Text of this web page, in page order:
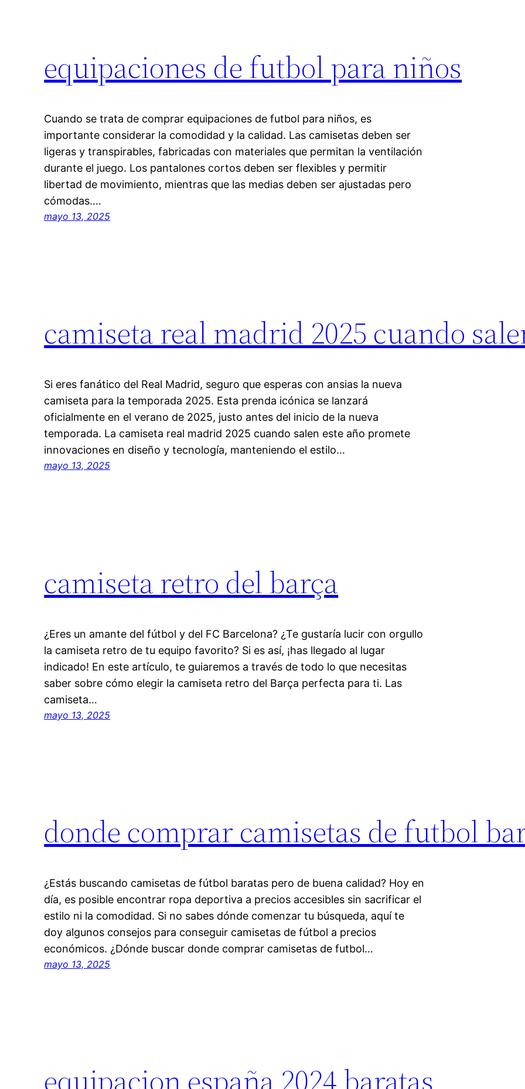
equipaciones de futbol para niños
Cuando se trata de comprar equipaciones de futbol para niños, es
importante considerar la comodidad y la calidad. Las camisetas deben ser
ligeras y transpirables, fabricadas con materiales que permitan la ventilación
durante el juego. Los pantalones cortos deben ser flexibles y permitir
libertad de movimiento, mientras que las medias deben ser ajustadas pero
cómodas.…
mayo 13, 2025
camiseta real madrid 2025 cuando
Si eres fanático del Real Madrid, seguro que esperas con ansias la nueva
camiseta para la temporada 2025. Esta prenda icónica se lanzará
oficialmente en el verano de 2025, justo antes del inicio de la nueva
temporada. La camiseta real madrid 2025 cuando salen este año promete
innovaciones en diseño y tecnología, manteniendo el estilo…
mayo 13, 2025
camiseta retro del barça
¿Eres un amante del fútbol y del FC Barcelona? ¿Te gustaría lucir con orgullo
la camiseta retro de tu equipo favorito? Si es así, ¡has llegado al lugar
indicado! En este artículo, te guiaremos a través de todo lo que necesitas
saber sobre cómo elegir la camiseta retro del Barça perfecta para ti. Las
camiseta…
mayo 13, 2025
donde comprar camisetas de futbol
¿Estás buscando camisetas de fútbol baratas pero de buena calidad? Hoy en
día, es posible encontrar ropa deportiva a precios accesibles sin sacrificar el
estilo ni la comodidad. Si no sabes dónde comenzar tu búsqueda, aquí te
doy algunos consejos para conseguir camisetas de fútbol a precios
económicos. ¿Dónde buscar donde comprar camisetas de futbol…
mayo 13, 2025
equipacion españa 2024 baratas